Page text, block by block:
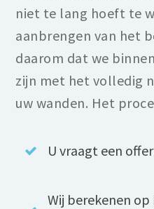
niet te lang hoeft te
aanbrengen van het
daarom dat we
zijn met het volledig
uw wanden. Het
U vraagt een
Wij berekenen